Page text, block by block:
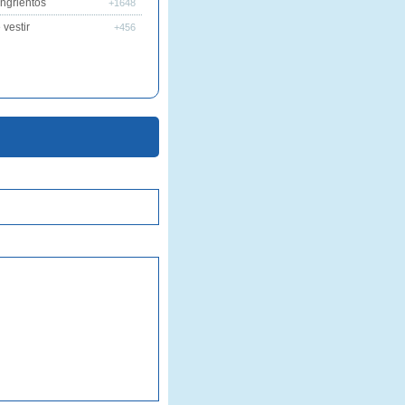
+1648
vestir +456